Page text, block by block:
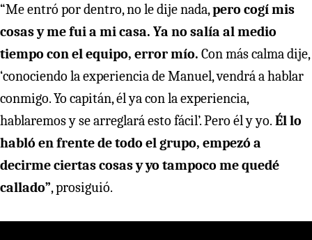
“Me entró por dentro, no le dije nada,pero cogí mis
cosas y me fui a mi casa. Ya no salía al medio
tiempo con el equipo, error mío. Con más calma dije,
‘conociendo la experiencia de Manuel, vendrá a hablar
conmigo. Yo capitán, él ya con la experiencia,
hablaremos y se arreglará esto fácil’. Pero él y yo. Él lo
habló en frente de todo el grupo, empezó a
decirme ciertas cosas y yo tampoco me quedé
callado”, prosiguió.